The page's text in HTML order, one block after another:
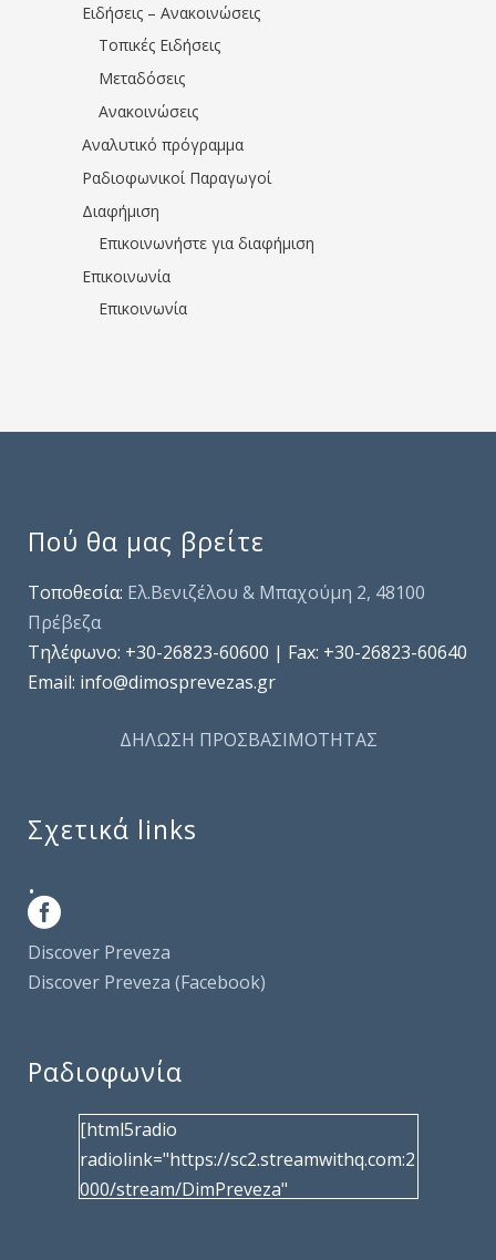
Ειδήσεις – Ανακοινώσεις
Τοπικές Ειδήσεις
Μεταδόσεις
Ανακοινώσεις
Αναλυτικό πρόγραμμα
Ραδιοφωνικοί Παραγωγοί
Διαφήμιση
Επικοινωνήστε για διαφήμιση
Επικοινωνία
Επικοινωνία
Πού θα μας βρείτε
Τοποθεσία: Ελ.Βενιζέλου & Μπαχούμη 2, 48100
Πρέβεζα
Τηλέφωνo: +30-26823-60600 | Fax: +30-26823-60640
Email: info@dimosprevezas.gr
ΔΗΛΩΣΗ ΠΡΟΣΒΑΣΙΜΟΤΗΤΑΣ
Σχετικά links
.
Discover Preveza
Discover Preveza (Facebook)
Ραδιοφωνία
[html5radio
radiolink="https://sc2.streamwithq.com:2
000/stream/DimPreveza"